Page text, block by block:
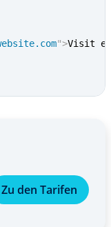
">Visit
Zu den Tarifen